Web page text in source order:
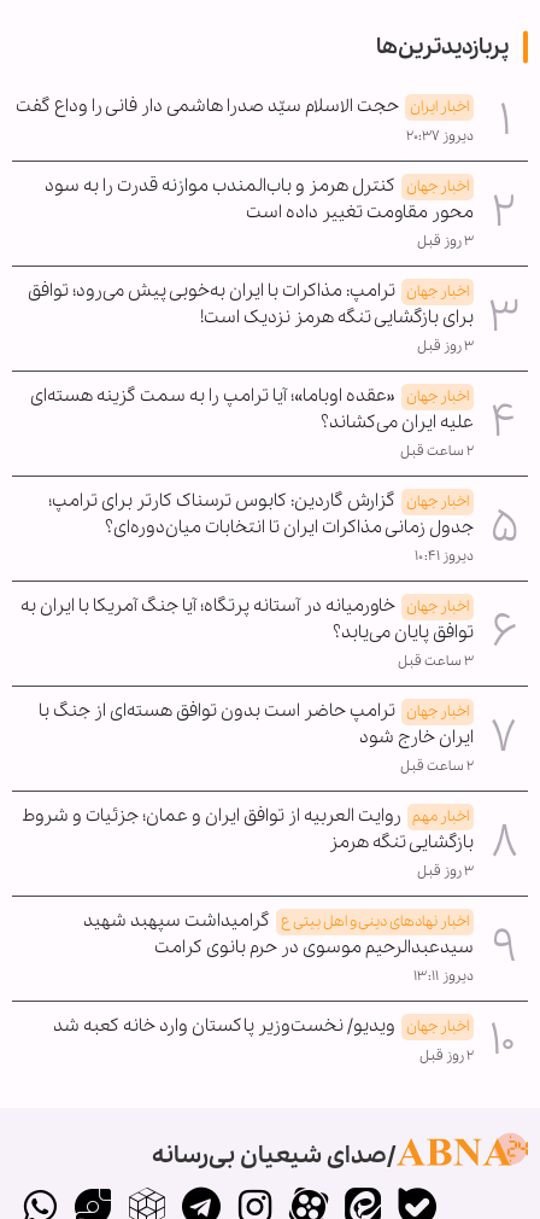
پربازدیدترین‌ها
اخبار ایران حجت الاسلام سیّد صدرا هاشمی دار فانی را وداع گفت
دیروز ۲۰:۳۷
اخبار جهان کنترل هرمز و باب‌المندب موازنه قدرت را به سود
محور مقاومت تغییر داده است
۳ روز قبل
اخبار جهان ترامپ: مذاکرات با ایران به‌خوبی پیش می‌رود؛ توافق
برای بازگشایی تنگه هرمز نزدیک است!
۳ روز قبل
اخبار جهان «عقده اوباما»؛ آیا ترامپ را به سمت گزینه هسته‌ای
علیه ایران می‌کشاند؟
۲ ساعت قبل
اخبار جهان گزارش گاردین: کابوس ترسناک کارتر برای ترامپ؛
جدول زمانی مذاکرات ایران تا انتخابات میان‌دوره‌ای؟
دیروز ۱۰:۴۱
اخبار جهان خاورمیانه در آستانه پرتگاه؛ آیا جنگ آمریکا با ایران به
توافق پایان می‌یابد؟
۳ ساعت قبل
اخبار جهان ترامپ حاضر است بدون توافق هسته‌ای از جنگ با
ایران خارج شود
۲ ساعت قبل
اخبار مهم روایت العربیه از توافق ایران و عمان؛ جزئیات و شروط
بازگشایی تنگه هرمز
۳ روز قبل
اخبار نهادهای دینی و اهل بیتی ع گرامیداشت سپهبد شهید
سیدعبدالرحیم موسوی در حرم بانوی کرامت
دیروز ۱۳:۱۱
اخبار جهان ویدیو/ نخست‌وزیر پاکستان وارد خانه کعبه شد
۲ روز قبل
صدای شیعیان بی‌رسانه